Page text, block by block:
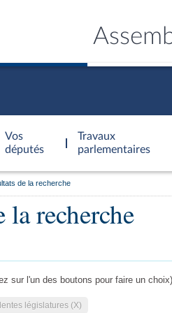
Vos
députés
Travaux
parlementaires
de la recherche
la recherche
sur l'un des boutons pour faire un choix)
législatures (X)